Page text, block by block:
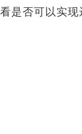
是否可以实现